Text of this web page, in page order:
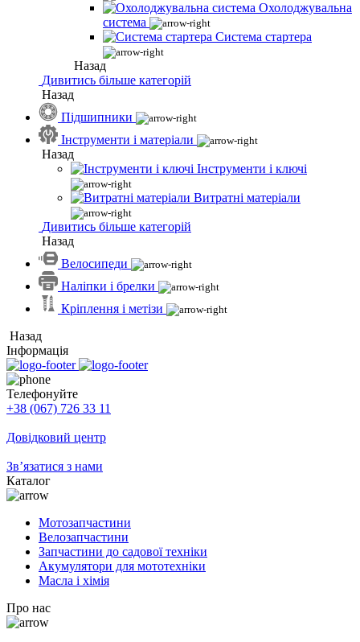
Охолоджувальна
система
Система стартера
Назад
Дивитись більше категорій
Назад
Підшипники
Інструменти і матеріали
Назад
Інструменти і ключі
Витратні матеріали
Дивитись більше категорій
Назад
Велосипеди
Наліпки і брелки
Кріплення і метізи
Назад
Інформація
Телефонуйте
+38 (067) 726 33 11
Довідковий центр
Зв’язатися з нами
Каталог
Мотозапчастини
Велозапчастини
Запчастини до садової техніки
Акумулятори для мототехніки
Масла і хімія
Про нас